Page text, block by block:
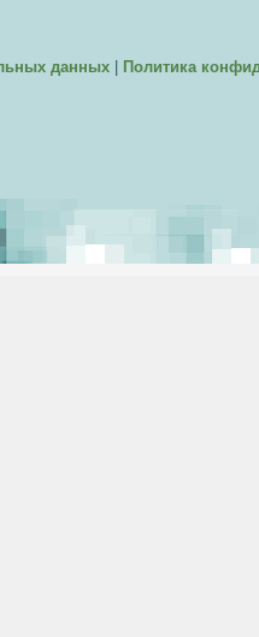
данных| Политика